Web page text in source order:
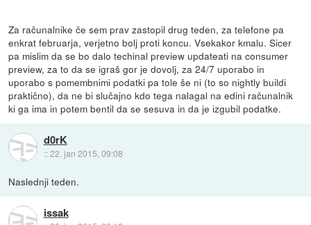
Za računalnike če sem prav zastopil drug teden, za telefone pa
enkrat februarja, verjetno bolj proti koncu. Vsekakor kmalu. Sicer
pa mislim da se bo dalo techinal preview updateati na consumer
preview, za to da se igraš gor je dovolj, za 24/7 uporabo in
uporabo s pomembnimi podatki pa tole še ni (to so nightly buildi
praktično), da ne bi slučajno kdo tega nalagal na edini računalnik
ki ga ima in potem bentil da se sesuva in da je izgubil podatke.
d0rK
::22. jan 2015, 09:08
Naslednji teden.
issak